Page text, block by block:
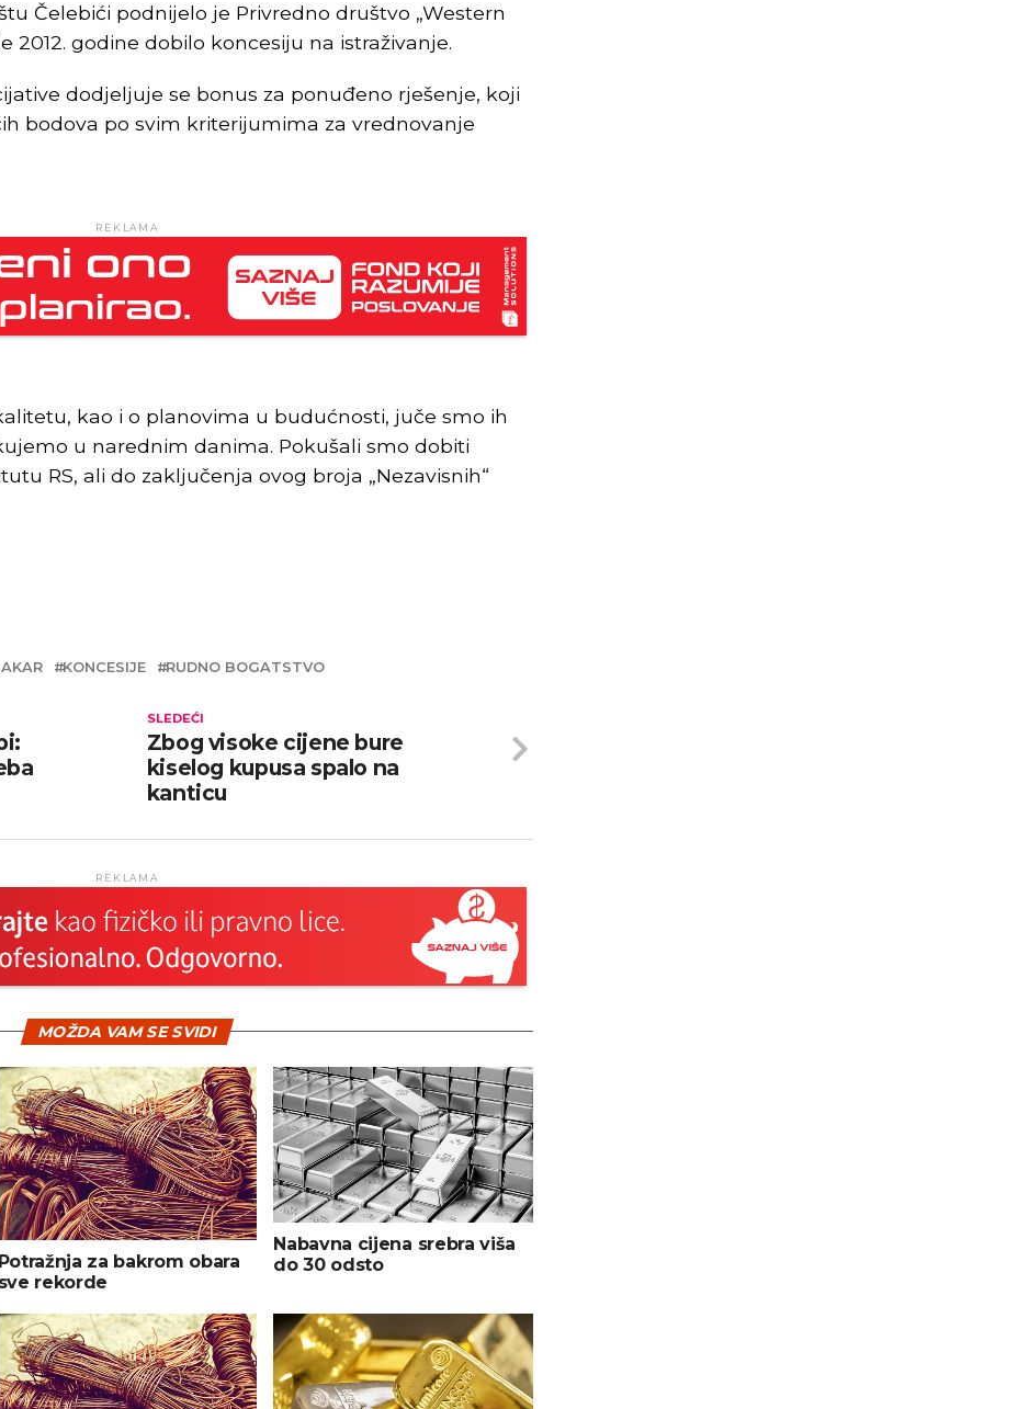
Čelebići podnijelo je Privredno društvo „Western
2012. godine dobilo koncesiju na istraživanje.
dodjeljuje se bonus za ponuđeno rješenje, koji
bodova po svim kriterijumima za vrednovanje
REKLAMA
kao i o planovima u budućnosti, juče smo ih
u narednim danima. Pokušali smo dobiti
RS, ali do zaključenja ovog broja „Nezavisnih“
KONCESIJE RUDNO BOGATSTVO
SLEDEĆI
Zbog visoke cijene bure
kiselog kupusa spalo na
kanticu
REKLAMA
MOŽDA VAM SE SVIDI
Potražnja za bakrom obara
sve rekorde
Nabavna cijena srebra viša
do 30 odsto